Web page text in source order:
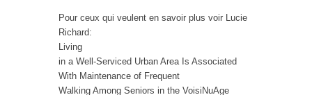
Pour ceux qui veulent en savoir plus voir Lucie
Richard:
Living
in a Well-Serviced Urban Area Is Associated
With Maintenance of Frequent
Walking Among Seniors in the VoisiNuAge